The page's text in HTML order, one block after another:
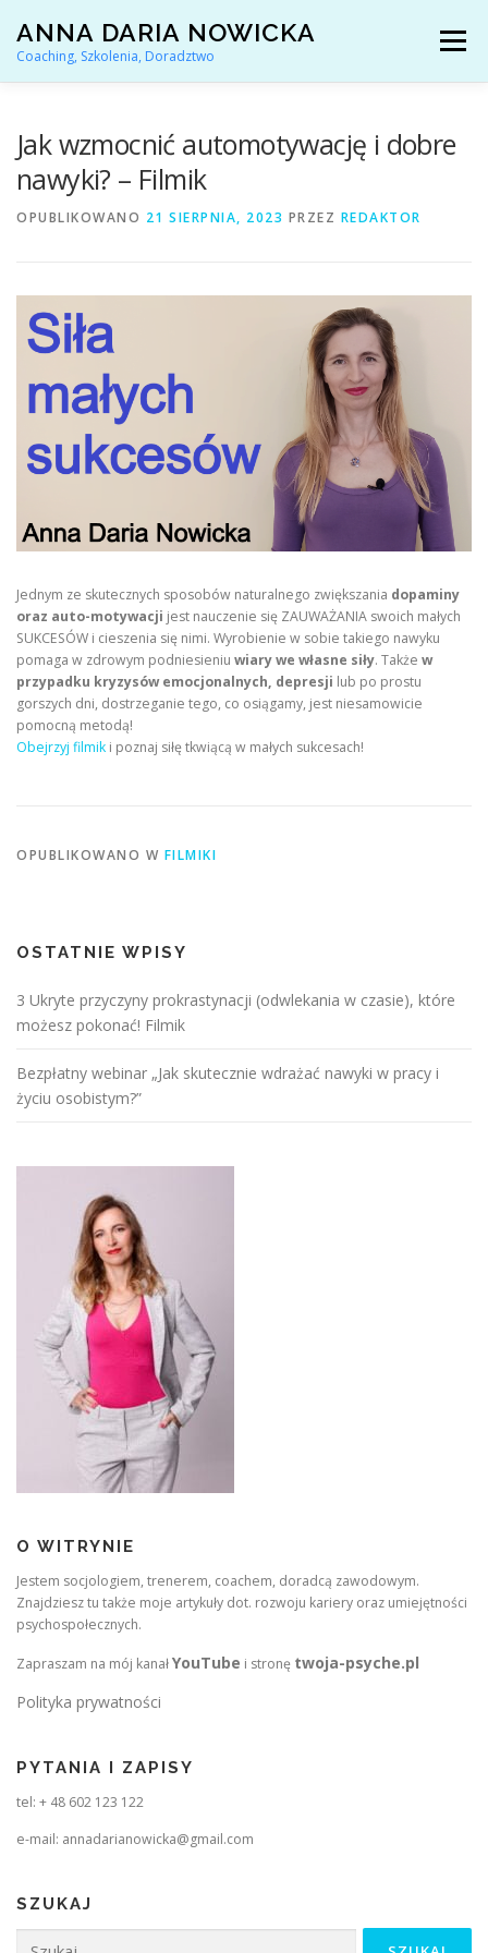
treści
ANNA DARIA NOWICKA
Coaching, Szkolenia, Doradztwo
Menu
Jak wzmocnić automotywację i dobre
nawyki? – Filmik
OPUBLIKOWANO 21 SIERPNIA, 2023 PRZEZ REDAKTOR
Jednym ze skutecznych sposobów naturalnego zwiększania dopaminy
oraz auto-motywacji jest nauczenie się ZAUWAŻANIA swoich małych
SUKCESÓW i cieszenia się nimi. Wyrobienie w sobie takiego nawyku
pomaga w zdrowym podniesieniu wiary we własne siły. Także w
przypadku kryzysów emocjonalnych, depresji lub po prostu
gorszych dni, dostrzeganie tego, co osiągamy, jest niesamowicie
pomocną metodą!
Obejrzyj filmik i poznaj siłę tkwiącą w małych sukcesach!
OPUBLIKOWANO W FILMIKI
OSTATNIE WPISY
3 Ukryte przyczyny prokrastynacji (odwlekania w czasie), które
możesz pokonać! Filmik
Bezpłatny webinar „Jak skutecznie wdrażać nawyki w pracy i
życiu osobistym?”
O WITRYNIE
Jestem socjologiem, trenerem, coachem, doradcą zawodowym.
Znajdziesz tu także moje artykuły dot. rozwoju kariery oraz umiejętności
psychospołecznych.
Zapraszam na mój kanałYouTube i stronę twoja-psyche.pl
Polityka prywatności
PYTANIA I ZAPISY
tel: + 48 602 123 122
e-mail: annadarianowicka@gmail.com
SZUKAJ